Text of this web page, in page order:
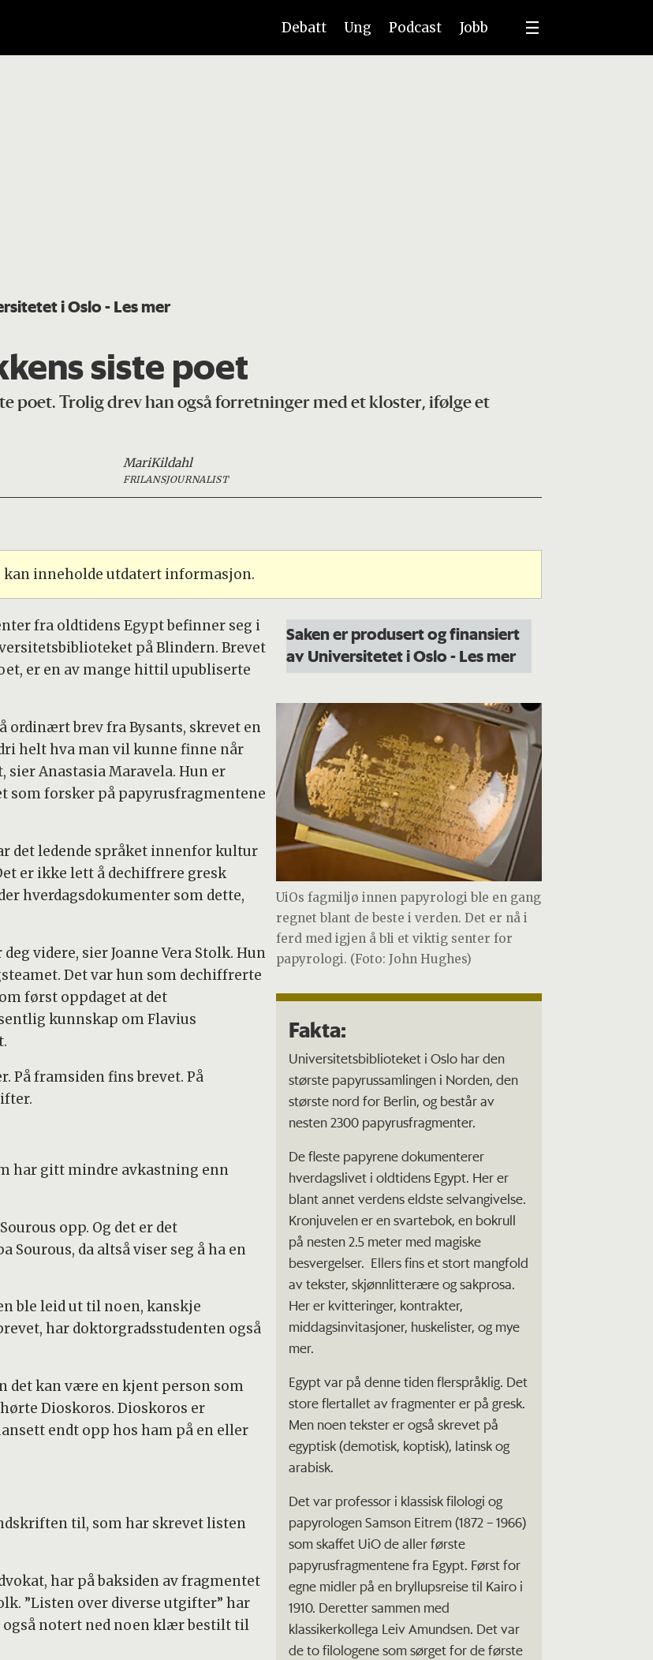
Debatt Ung Podcast Jobb
i Oslo- Les mer
siste poet
poet. Trolig drev han også forretninger med et kloster, ifølge et
MariKildahl
FRILANSJOURNALIST
inneholde utdatert informasjon.
Saken er produsert og finansiert
av Universitetet i Oslo- Les mer
UiOs fagmiljø innen papyrologi ble en gang
regnet blant de beste i verden. Det er nå i
ferd med igjen å bli et viktig senter for
papyrologi. (Foto: John Hughes)
Fakta:
Universitetsbiblioteket i Oslo har den
største papyrussamlingen i Norden, den
største nord for Berlin, og består av
nesten 2300 papyrusfragmenter.
De fleste papyrene dokumenterer
hverdagslivet i oldtidens Egypt. Her er
blant annet verdens eldste selvangivelse.
Kronjuvelen er en svartebok, en bokrull
på nesten 2.5 meter med magiske
besvergelser. Ellers fins et stort mangfold
av tekster, skjønnlitterære og sakprosa.
Her er kvitteringer, kontrakter,
middagsinvitasjoner, huskelister, og mye
mer.
Egypt var på denne tiden flerspråklig. Det
store flertallet av fragmenter er på gresk.
Men noen tekster er også skrevet på
egyptisk (demotisk, koptisk), latinsk og
arabisk.
Det var professor i klassisk filologi og
papyrologen Samson Eitrem (1872 – 1966)
som skaffet UiO de aller første
papyrusfragmentene fra Egypt. Først for
egne midler på en bryllupsreise til Kairo i
1910. Deretter sammen med
klassikerkollega Leiv Amundsen. Det var
de to filologene som sørget for de første
fra oldtidens Egypt befinner seg i
på Blindern. Brevet
er en av mange hittil upubliserte
ordinært brev fra Bysants, skrevet en
helt hva man vil kunne finne når
Anastasia Maravela. Hun er
som forsker på papyrusfragmentene
det ledende språket innenfor kultur
er ikke lett å dechiffrere gresk
hverdagsdokumenter som dette,
videre, sier Joanne Vera Stolk. Hun
Det var hun som dechiffrerte
først oppdaget at det
kunnskap om Flavius
På framsiden fins brevet. På
har gitt mindre avkastning enn
opp. Og det er det
da altså viser seg å ha en
ble leid ut til noen, kanskje
har doktorgradsstudenten også
det kan være en kjent person som
Dioskoros. Dioskoros er
endt opp hos ham på en eller
til, som har skrevet listen
har på baksiden av fragmentet
”Listen over diverse utgifter” har
også notert ned noen klær bestilt til